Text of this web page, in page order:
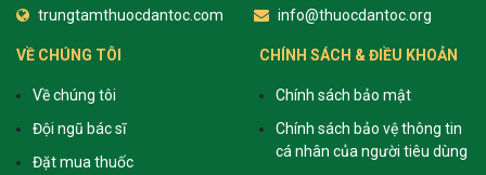
trungtamthuocdantoc.com info@thuocdantoc.org
VỀ CHÚNG TÔI
Về chúng tôi
Đội ngũ bác sĩ
Đặt mua thuốc
CHÍNH SÁCH & ĐIỀU KHOẢN
Chính sách bảo mật
Chính sách bảo vệ thông tin
cá nhân của người tiêu dùng